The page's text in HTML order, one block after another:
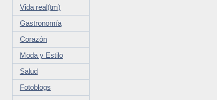
Vida real(tm)
Gastronomía
Corazón
Moda y Estilo
Salud
Fotoblogs